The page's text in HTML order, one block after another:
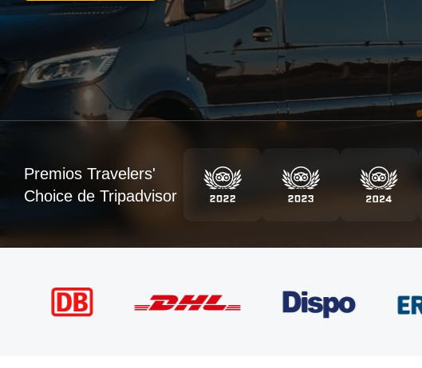
Premios Travelers'
Choice de Tripadvisor